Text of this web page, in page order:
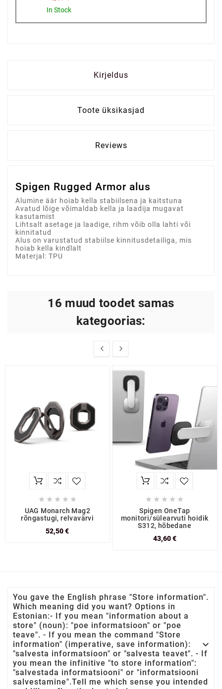
In Stock
Kirjeldus
Toote üksikasjad
Reviews
Spigen Rugged Armor alus
Alumine äär hoiab kella stabiilsena ja kaitstuna
Avatud lõige võimaldab kella ja laadija mugavat
kasutamist
Lihtsalt asetage ja laadige, rihm võib olla lahti või
kinnitatud
Alus on varustatud stabiilse kinnitusdetailiga, mis
hoiab kella kindlalt
Materjal: TPU
16 muud toodet samas
kategoorias:
 
    
UAG Monarch Mag2
rõngastugi, relvavärvi
52,50 €
    
Spigen OneTap
monitori/sülearvuti hoidik
S312, hõbedane
43,60 €
You gave the English phrase "Store information".
Which meaning did you want? Options in
Estonian:- If you mean "information about a
store" (noun): "poe informatsioon" or "poe
teave". - If you mean the command "Store
information" (imperative, save information):
"salvesta informatsioon" or "salvesta teavet". - If
you mean the infinitive "to store information":
"salvestada informatsiooni" or "informatsiooni
salvestamine".Tell me which sense you intended
